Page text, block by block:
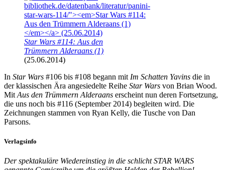
Star Wars #114: Aus den
Trümmern Alderaans (1)
(25.06.2014)
In Star Wars #106 bis #108 begann mit Im Schatten Yavins die in
der klassischen Ära angesiedelte Reihe Star Wars von Brian Wood.
Mit Aus den Trümmern Alderaans erscheint nun deren Fortsetzung,
die uns noch bis #116 (September 2014) begleiten wird. Die
Zeichnungen stammen von Ryan Kelly, die Tusche von Dan
Parsons.
Verlagsinfo
Der spektakuläre Wiedereinstieg in die schlicht STAR WARS